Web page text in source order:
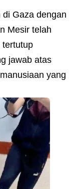
Gaza dengan
Mesir telah
tertutup
jawab atas
yang